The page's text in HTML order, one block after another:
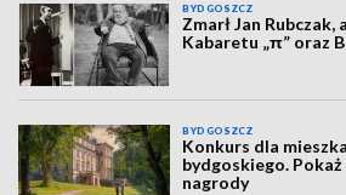
BYDGOSZCZ
Zmarł Jan
Kabaretu „π” oraz
BYDGOSZCZ
Konkurs dla
bydgoskiego.
nagrody